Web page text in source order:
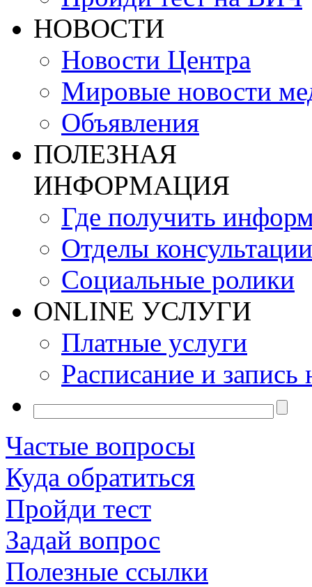
НОВОСТИ
Новости Центра
Мировые новости
Объявления
ПОЛЕЗНАЯ
ИНФОРМАЦИЯ
Где получить
Отделы консультации
Социальные ролики
ONLINE УСЛУГИ
Платные услуги
Расписание и запись
Частые вопросы
Куда обратиться
Пройди тест
Задай вопрос
Полезные ссылки